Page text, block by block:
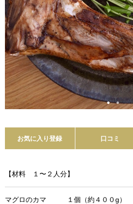
お気に入り登録 口コミ
【材料 １〜２人分】
マグロのカマ １個（約４００g）